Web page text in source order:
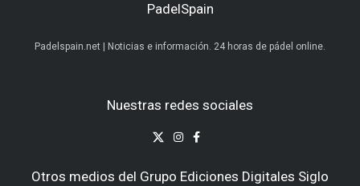
PadelSpain
Padelspain.net | Noticias e información. 24 horas de pádel online.
Nuestras redes sociales
Otros medios del Grupo Ediciones Digitales Siglo